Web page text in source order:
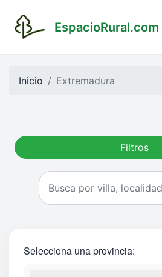
EspacioRural.com
Inicio Extremadura
Filtros
Selecciona una provincia: